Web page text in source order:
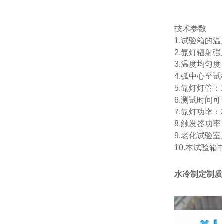
技术参数
1.试验箱的
2.氙灯辐射
3.温度均匀
4.弧中心至
5.氙灯灯管
6.测试时间
7.氙灯功率
8.触发器功
9.老化试验
10.本试验箱
水冷制定制